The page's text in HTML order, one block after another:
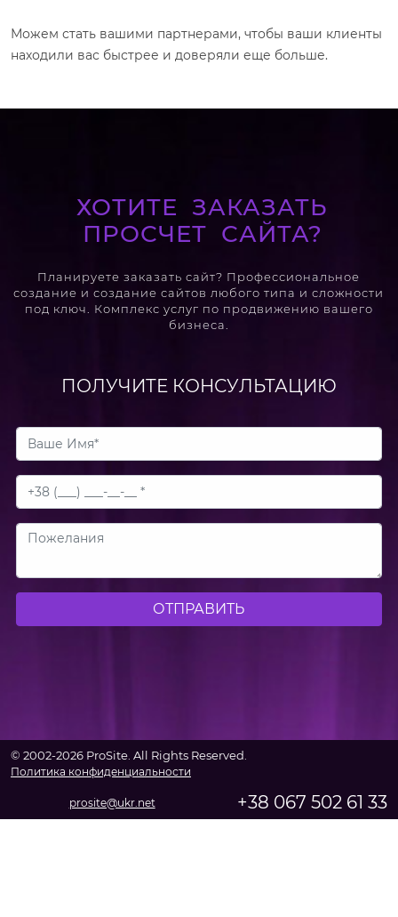
Можем стать вашими партнерами, чтобы ваши клиенты
находили вас быстрее и доверяли еще больше.
ХОТИТЕ ЗАКАЗАТЬ
ПРОСЧЕТ САЙТА?
Планируете заказать сайт? Профессиональное
создание и создание сайтов любого типа и сложности
под ключ. Комплекс услуг по продвижению вашего
бизнеса.
ПОЛУЧИТЕ КОНСУЛЬТАЦИЮ
ОТПРАВИТЬ
© 2002-2026 ProSite. All Rights Reserved.
Политика конфиденциальности
prosite@ukr.net +38 067 502 61 33